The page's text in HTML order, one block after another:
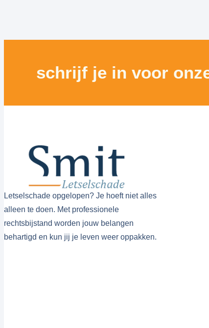
schrijf je in voor
Letselschade opgelopen? Je hoeft niet alles
alleen te doen. Met professionele
rechtsbijstand worden jouw belangen
behartigd en kun jij je leven weer oppakken.